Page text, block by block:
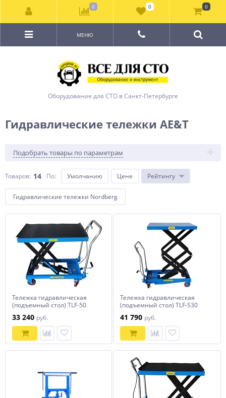
Оборудование для СТО в Санкт-Петербурге
МЕНЮ
Гидравлические тележки AE&T
Подобрать товары по параметрам
Товаров: 14 По: Умолчанию Цене Рейтингу
Гидравлические тележки Nordberg
Тележка гидравлическая
(подъемный стол) TLF-50
33 240 руб.
Тележка гидравлическая
(подъемный стол) TLF-S30
41 790 руб.
0 0 0